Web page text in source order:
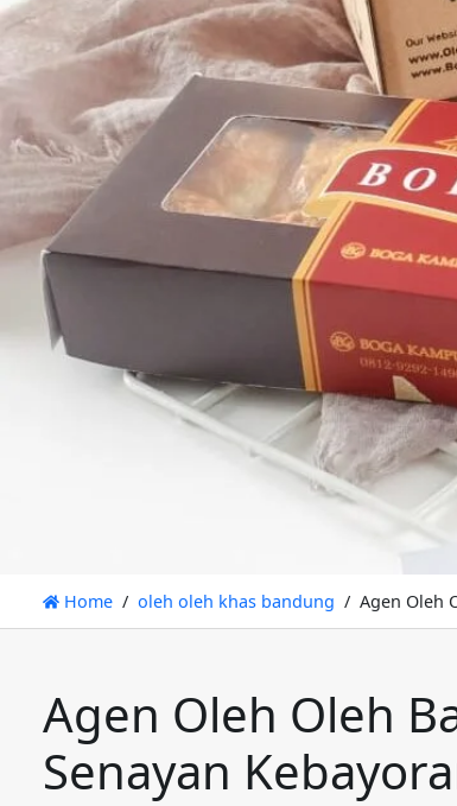
Home oleh oleh khas bandung Agen Oleh
Agen Oleh Oleh
Senayan